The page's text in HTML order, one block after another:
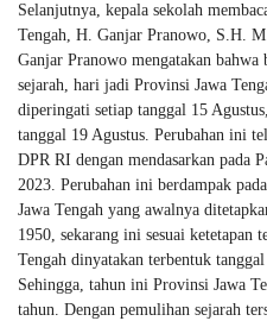
Selanjutnya, kepala sekolah
Tengah, H. Ganjar Pranowo, S.H.
Ganjar Pranowo mengatakan bahwa
sejarah, hari jadi Provinsi Jawa
diperingati setiap tanggal 15
tanggal 19 Agustus. Perubahan ini
DPR RI dengan mendasarkan pada
2023. Perubahan ini berdampak
Jawa Tengah yang awalnya
1950, sekarang ini sesuai ketetapan
Tengah dinyatakan terbentuk
Sehingga, tahun ini Provinsi Jawa
tahun. Dengan pemulihan sejarah